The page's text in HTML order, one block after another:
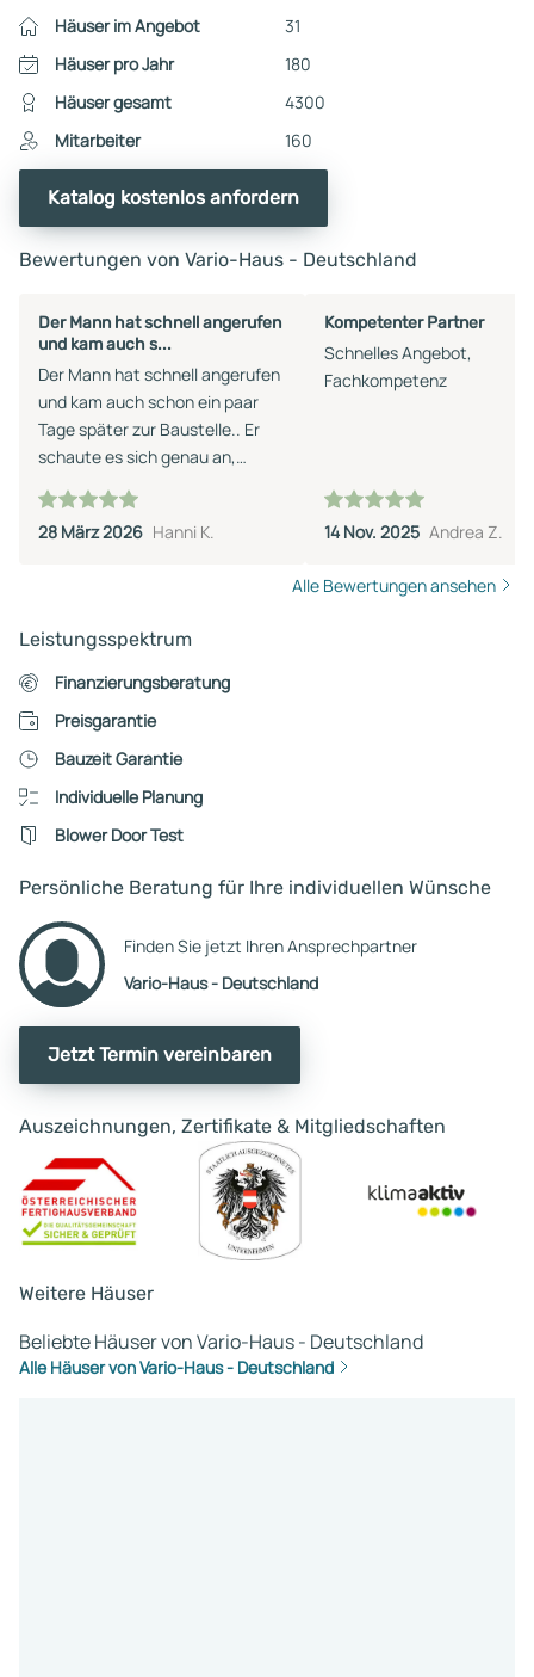
Häuser im Angebot
31
Häuser pro Jahr
180
Häuser gesamt
4300
Mitarbeiter
160
Katalog kostenlos anfordern
Bewertungen von Vario-Haus - Deutschland
Der Mann hat schnell angerufen
und kam auch s...
Der Mann hat schnell angerufen
und kam auch schon ein paar
Tage später zur Baustelle.. Er
schaute es sich genau an,
Anbau zu realisieren ist. Machte
Fotos, hörte sich unsere
Möglichkeiten abzuklären.. Nun
warten wir auf das Angebot
28 März 2026 Hanni K.
Kompetenter Partner
Schnelles Angebot,
Fachkompetenz
14 Nov. 2025 Andrea Z.
Alle Bewertungen ansehen
Leistungsspektrum
Finanzierungsberatung
Preisgarantie
Bauzeit Garantie
Individuelle Planung
Blower Door Test
Persönliche Beratung für Ihre individuellen Wünsche
Finden Sie jetzt Ihren Ansprechpartner
Vario-Haus - Deutschland
Jetzt Termin vereinbaren
Auszeichnungen, Zertifikate & Mitgliedschaften
Weitere Häuser
Beliebte Häuser von Vario-Haus - Deutschland
Alle Häuser von Vario-Haus - Deutschland